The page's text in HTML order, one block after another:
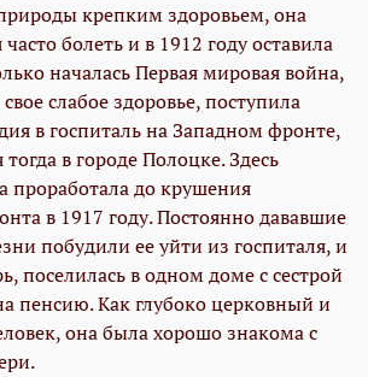
крепким здоровьем, она
болеть и в 1912 году оставила
началась Первая мировая война,
слабое здоровье, поступила
в госпиталь на Западном фронте,
в городе Полоцке. Здесь
проработала до крушения
в 1917 году. Постоянно дававшие
побудили ее уйти из госпиталя, и
поселилась в одном доме с сестрой
пенсию. Как глубоко церковный и
она была хорошо знакома с